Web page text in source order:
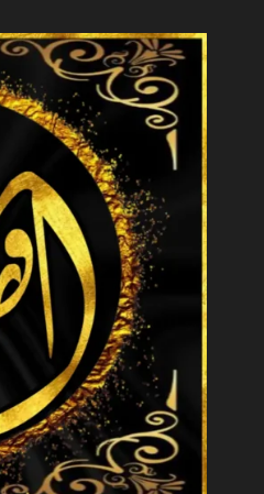
المحتوى